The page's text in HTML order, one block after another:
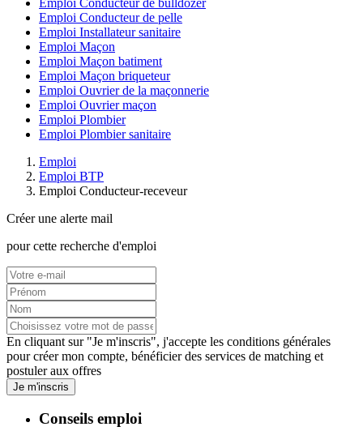
Emploi Conducteur de pelle
Emploi Installateur sanitaire
Emploi Maçon
Emploi Maçon batiment
Emploi Maçon briqueteur
Emploi Ouvrier de la maçonnerie
Emploi Ouvrier maçon
Emploi Plombier
Emploi Plombier sanitaire
Emploi
Emploi BTP
Emploi Conducteur-receveur
Créer une alerte mail
pour cette recherche d'emploi
En cliquant sur "Je m'inscris", j'accepte les conditions générales
pour créer mon compte, bénéficier des services de matching et
postuler aux offres
Je m'inscris
Conseils emploi